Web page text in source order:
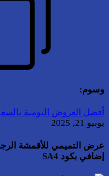
وسوم:
أفضل العروض اليومية
يونيو 21, 2025
عرض التميمي للأقمشة
إضافي بكود SA4